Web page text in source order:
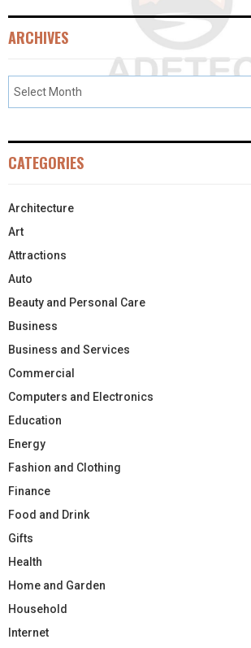
ARCHIVES
CATEGORIES
Architecture
Art
Attractions
Auto
Beauty and Personal Care
Business
Business and Services
Commercial
Computers and Electronics
Education
Energy
Fashion and Clothing
Finance
Food and Drink
Gifts
Health
Home and Garden
Household
Internet